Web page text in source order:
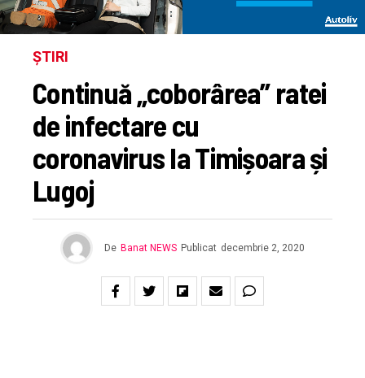
ȘTIRI
Continuă „coborârea” ratei
de infectare cu
coronavirus la Timișoara și
Lugoj
De Banat NEWS Publicat decembrie 2, 2020